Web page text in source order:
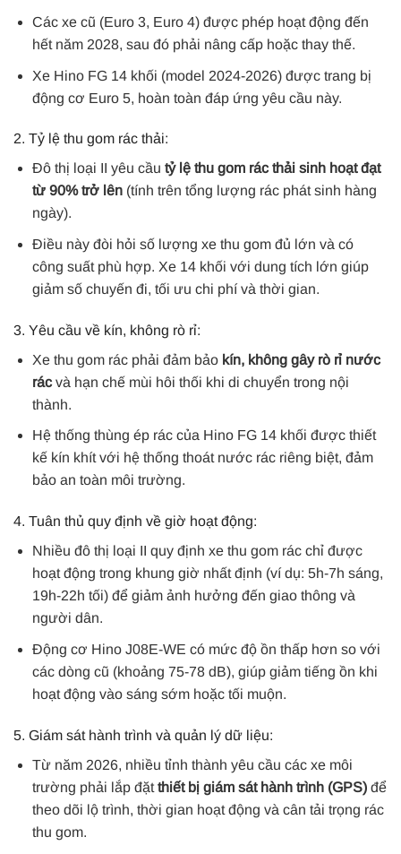
Các xe cũ (Euro 3, Euro 4) được phép hoạt động đến
hết năm 2028, sau đó phải nâng cấp hoặc thay thế.
Xe Hino FG 14 khối (model 2024-2026) được trang bị
động cơ Euro 5, hoàn toàn đáp ứng yêu cầu này.
2. Tỷ lệ thu gom rác thải:
Đô thị loại II yêu cầu tỷ lệ thu gom rác thải sinh hoạt đạt
từ 90% trở lên(tính trên tổng lượng rác phát sinh hàng
ngày).
Điều này đòi hỏi số lượng xe thu gom đủ lớn và có
công suất phù hợp. Xe 14 khối với dung tích lớn giúp
giảm số chuyến đi, tối ưu chi phí và thời gian.
3. Yêu cầu về kín, không rò rỉ:
Xe thu gom rác phải đảm bảo kín, không gây rò rỉ nước
rácvà hạn chế mùi hôi thối khi di chuyển trong nội
thành.
Hệ thống thùng ép rác của Hino FG 14 khối được thiết
kế kín khít với hệ thống thoát nước rác riêng biệt, đảm
bảo an toàn môi trường.
4. Tuân thủ quy định về giờ hoạt động:
Nhiều đô thị loại II quy định xe thu gom rác chỉ được
hoạt động trong khung giờ nhất định (ví dụ: 5h-7h sáng,
19h-22h tối) để giảm ảnh hưởng đến giao thông và
người dân.
Động cơ Hino J08E-WE có mức độ ồn thấp hơn so với
các dòng cũ (khoảng 75-78 dB), giúp giảm tiếng ồn khi
hoạt động vào sáng sớm hoặc tối muộn.
5. Giám sát hành trình và quản lý dữ liệu:
Từ năm 2026, nhiều tỉnh thành yêu cầu các xe môi
trường phải lắp đặt thiết bị giám sát hành trình (GPS)để
theo dõi lộ trình, thời gian hoạt động và cân tải trọng rác
thu gom.